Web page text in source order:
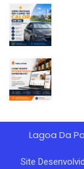
Lagoa Da
Site